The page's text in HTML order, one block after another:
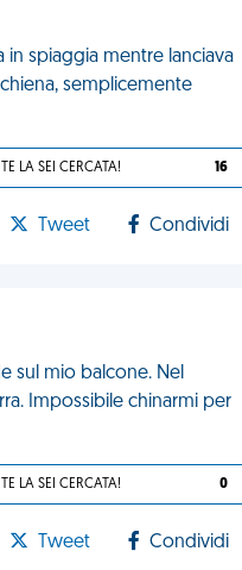
spiaggia mentre lanciava
semplicemente
LA SEI CERCATA! 16
Tweet Condividi
sul mio balcone. Nel
Impossibile chinarmi per
LA SEI CERCATA! 0
Tweet Condividi